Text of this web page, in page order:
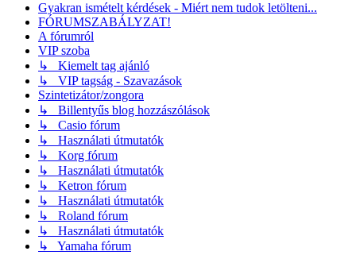
Gyakran ismételt kérdések - Miért nem tudok letölteni...
FÓRUMSZABÁLYZAT!
A fórumról
VIP szoba
↳ Kiemelt tag ajánló
↳ VIP tagság - Szavazások
Szintetizátor/zongora
↳ Billentyűs blog hozzászólások
↳ Casio fórum
↳ Használati útmutatók
↳ Korg fórum
↳ Használati útmutatók
↳ Ketron fórum
↳ Használati útmutatók
↳ Roland fórum
↳ Használati útmutatók
↳ Yamaha fórum